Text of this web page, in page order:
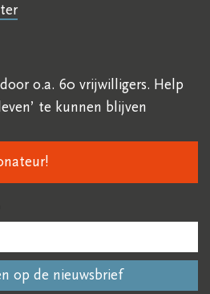
o.a. 60 vrijwilligers. Help
te kunnen blijven